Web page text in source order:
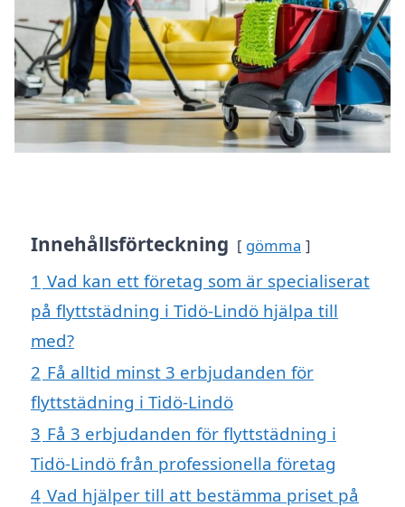
Innehållsförteckning gömma
1 Vad kan ett företag som är specialiserat
på flyttstädning i Tidö-Lindö hjälpa till
med?
2 Få alltid minst 3 erbjudanden för
flyttstädning i Tidö-Lindö
3 Få 3 erbjudanden för flyttstädning i
Tidö-Lindö från professionella företag
4 Vad hjälper till att bestämma priset på